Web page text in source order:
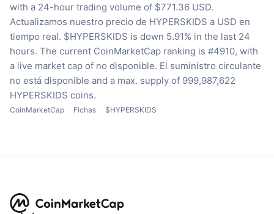
with a 24-hour trading volume of $771.36 USD.
Actualizamos nuestro precio de HYPERSKIDS a USD en
tiempo real. $HYPERSKIDS is down 5.91% in the last 24
hours. The current CoinMarketCap ranking is #4910, with
a live market cap of no disponible. El suministro circulante
no está disponible and a max. supply of 999,987,622
HYPERSKIDS coins.
CoinMarketCap Fichas $HYPERSKIDS